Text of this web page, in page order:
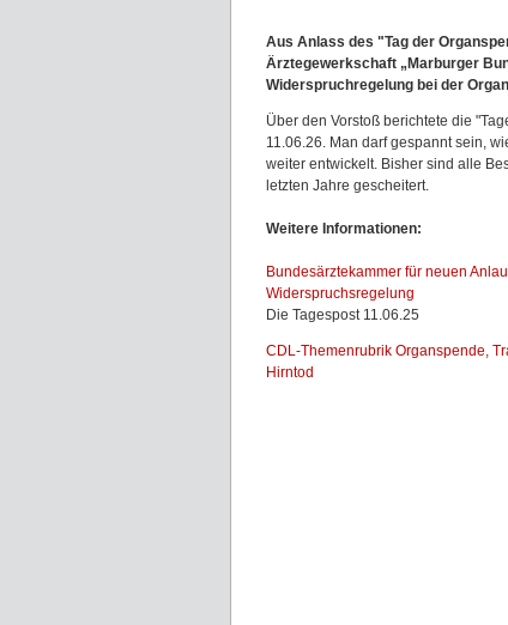
Aus Anlass des "Tag der
Ärztegewerkschaft „Marburger
Widerspruchregelung bei der
Über den Vorstoß berichtete die
11.06.26. Man darf gespannt sein,
weiter entwickelt. Bisher sind alle
letzten Jahre gescheitert.
Weitere Informationen:
Bundesärztekammer für neuen
Widerspruchsregelung
Die Tagespost 11.06.25
CDL-Themenrubrik Organspende,
Hirntod